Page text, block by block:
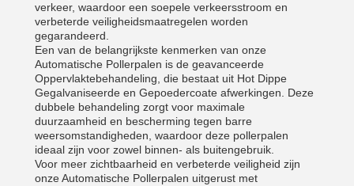
verkeer, waardoor een soepele verkeersstroom en
verbeterde veiligheidsmaatregelen worden
gegarandeerd.
Een van de belangrijkste kenmerken van onze
Automatische Pollerpalen is de geavanceerde
Oppervlaktebehandeling, die bestaat uit Hot Dippe
Gegalvaniseerde en Gepoedercoate afwerkingen. Deze
dubbele behandeling zorgt voor maximale
duurzaamheid en bescherming tegen barre
weersomstandigheden, waardoor deze pollerpalen
ideaal zijn voor zowel binnen- als buitengebruik.
Voor meer zichtbaarheid en verbeterde veiligheid zijn
onze Automatische Pollerpalen uitgerust met